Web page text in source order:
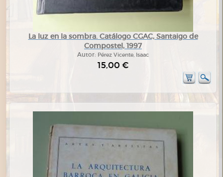
La luz en la sombra. Catálogo CGAC, Santaigo de
Compostel, 1997
Autor: Pérez Vicente, Isaac
15,00 €